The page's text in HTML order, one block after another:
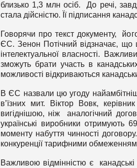
близько 1,3 млн осіб. До речі,
стала дійсністю. Її підписання
Говорячи про текст документу,
ЄС. Зенон Потічний відзначає, що
інтелектуальної власності.
зможуть брати участь в
можливості відкриваються
В ЄС назвали цю угоду
в’їзних мит. Віктор Вовк,
вигіднішою, ніж аналогічний
українські виробники отримують
моменту набуття чинності
конкуренції тарифними
Важливою відмінністю є